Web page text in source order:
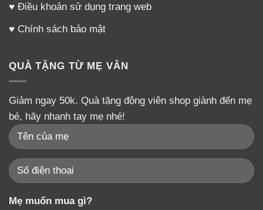
♥ Điều khoản sử dụng trang web
♥ Chính sách bảo mật
QUÀ TẶNG TỪ MẸ VÂN
Giảm ngay 50k. Quà tặng động viên shop giành đến mẹ
bé, hãy nhanh tay mẹ nhé!
Mẹ muốn mua gì?